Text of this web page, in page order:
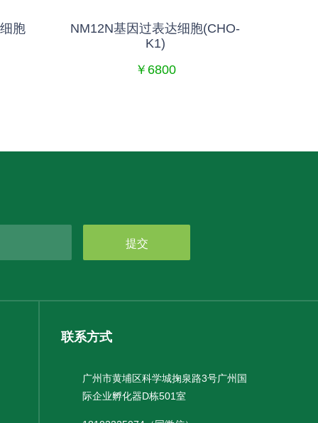
胞
NM12N基因过表达细胞(CHO-
K1)
￥6800
提交
联系方式
广州市黄埔区科学城掬泉路3号广州国
际企业孵化器D栋501室